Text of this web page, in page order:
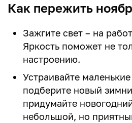
Как пережить
Зажгите свет – на
Яркость поможет не
настроению.
Устраивайте
подберите новый
придумайте
небольшой, но